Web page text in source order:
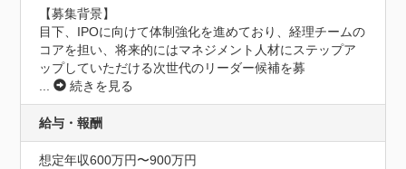
【募集背景】
目下、IPOに向けて体制強化を進めており、経理チームの
コアを担い、将来的にはマネジメント人材にステップア
ップしていただける次世代のリーダー候補を募
...
続きを見る
給与・報酬
想定年収600万円〜900万円